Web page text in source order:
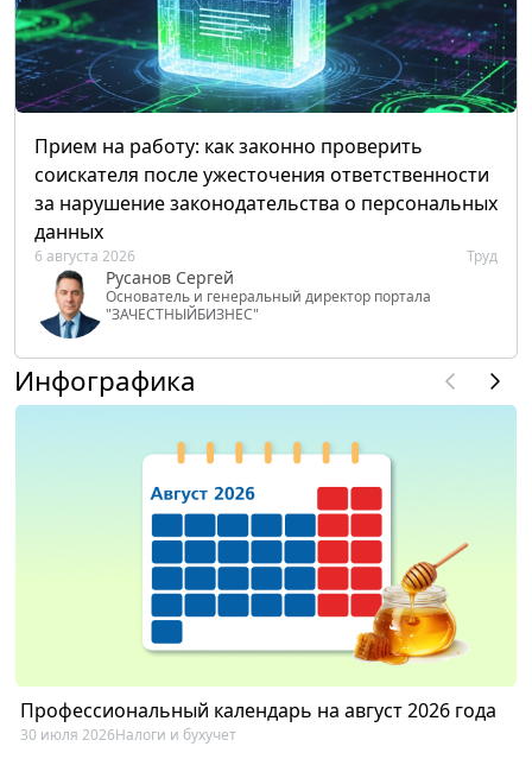
Прием на работу: как законно проверить
соискателя после ужесточения ответственности
за нарушение законодательства о персональных
данных
6 августа 2026 Труд
Русанов Сергей
Основатель и генеральный директор портала
"ЗАЧЕСТНЫЙБИЗНЕС"
Инфографика
Профессиональный календарь на август 2026 года
30 июля 2026Налоги и бухучет